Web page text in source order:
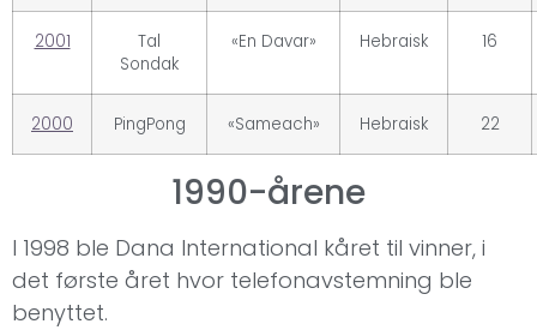
2001
Tal
Sondak
«En Davar» Hebraisk 16
2000 PingPong «Sameach» Hebraisk 22
1990-årene
I 1998 ble Dana International kåret til vinner, i
det første året hvor telefonavstemning ble
benyttet.